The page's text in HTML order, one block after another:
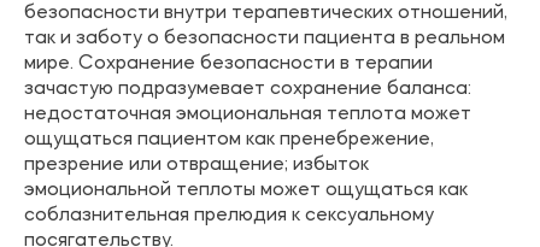
безопасности внутри терапевтических отношений,
так и заботу о безопасности пациента в реальном
мире. Сохранение безопасности в терапии
зачастую подразумевает сохранение баланса:
недостаточная эмоциональная теплота может
ощущаться пациентом как пренебрежение,
презрение или отвращение; избыток
эмоциональной теплоты может ощущаться как
соблазнительная прелюдия к сексуальному
посягательству.